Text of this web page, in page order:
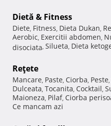
Dietă & Fitness
Diete, Fitness, Dieta Dukan,
Aerobic, Exercitii abdomen,
disociata, Silueta, Dieta
Reţete
Mancare, Paste, Ciorba, Peste,
Dulceata, Tocanita, Cocktail,
Maioneza, Pilaf, Ciorba
Ce mancam azi